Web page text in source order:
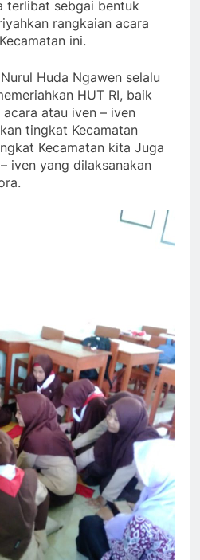
terlibat sebgai bentuk
rangkaian acara
ini.
Huda Ngawen selalu
HUT RI, baik
atau iven – iven
tingkat Kecamatan
Kecamatan kita Juga
iven yang dilaksanakan